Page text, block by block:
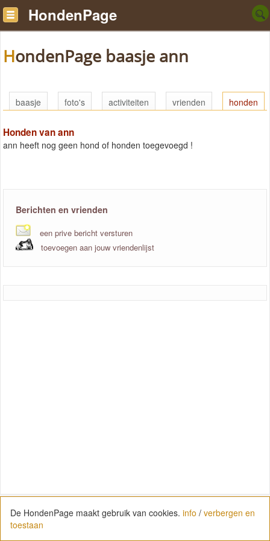
HondenPage
HondenPage baasje ann
baasje foto's activiteiten vrienden honden
Honden van ann
ann heeft nog geen hond of honden toegevoegd !
Berichten en vrienden
een prive bericht versturen
toevoegen aan jouw vriendenlijst
De HondenPage maakt gebruik van cookies. info / verbergen en
toestaan